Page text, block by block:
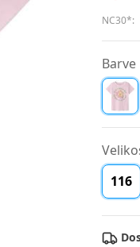
NC30*:
Barve
116